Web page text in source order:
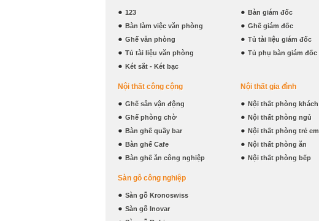
123
Bàn làm việc văn phòng
Ghế văn phòng
Tủ tài liệu văn phòng
Két sắt - Két bạc
Bàn giám đốc
Ghế giám đốc
Tủ tài liệu giám đốc
Tủ phụ bàn giám đốc
Nội thất công cộng
Ghế sân vận động
Ghế phòng chờ
Bàn ghế quầy bar
Bàn ghế Cafe
Bàn ghế ăn công nghiệp
Nội thất gia đình
Nội thất phòng khách
Nội thất phòng ngủ
Nội thất phòng trẻ em
Nội thất phòng ăn
Nội thất phòng bếp
Sàn gỗ công nghiệp
Sàn gỗ Kronoswiss
Sàn gỗ Inovar